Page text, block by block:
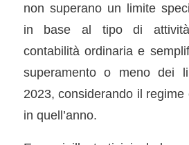
non superano un limite
in base al tipo di
contabilità ordinaria e
superamento o meno dei
2023, considerando il
in quell’anno.